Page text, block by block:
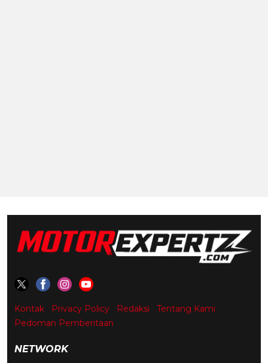
Kontak Privacy Policy Redaksi
Tentang Kami
Pedoman Pemberitaan
NETWORK